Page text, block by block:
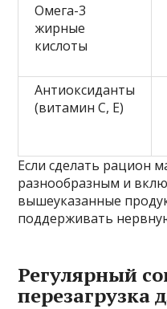
Омега-3
жирные
кислоты
Антиоксиданты
(витамин С, Е)
Если сделать рацион
разнообразным и
вышеуказанные
поддерживать
Регулярный
перезагрузка